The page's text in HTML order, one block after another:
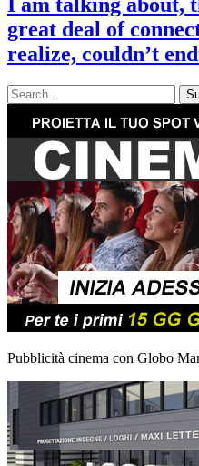
I am talking about,
great deal of
realize, couldn’t
Pubblicità cinema con Globo